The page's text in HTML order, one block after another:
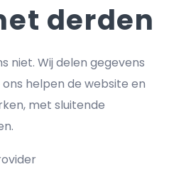
derden
niet. Wij delen gegevens
ons helpen de website en
met sluitende